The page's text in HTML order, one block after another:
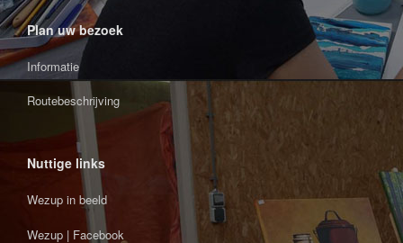
Plan uw bezoek
Informatie
Routebeschrijving
Nuttige links
Wezup in beeld
Wezup | Facebook